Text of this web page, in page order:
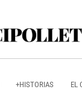
+HISTORIAS EL